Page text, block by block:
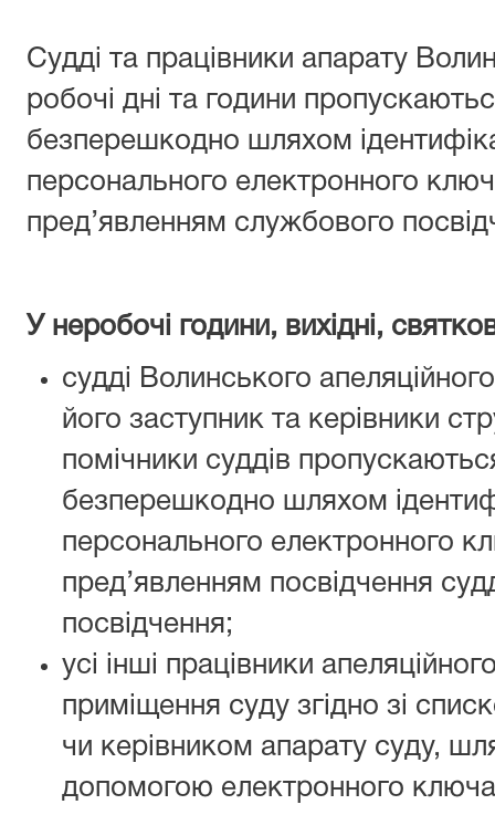
Судді та працівники апарату
робочі дні та години
безперешкодно шляхом
персонального електронного
пред’явленням службового
У неробочі години, вихідні,
судді Волинського
його заступник та керівники
помічники суддів
безперешкодно шляхом
персонального електронного
пред’явленням посвідчення
посвідчення;
усі інші працівники
приміщення суду згідно зі
чи керівником апарату суду,
допомогою електронного